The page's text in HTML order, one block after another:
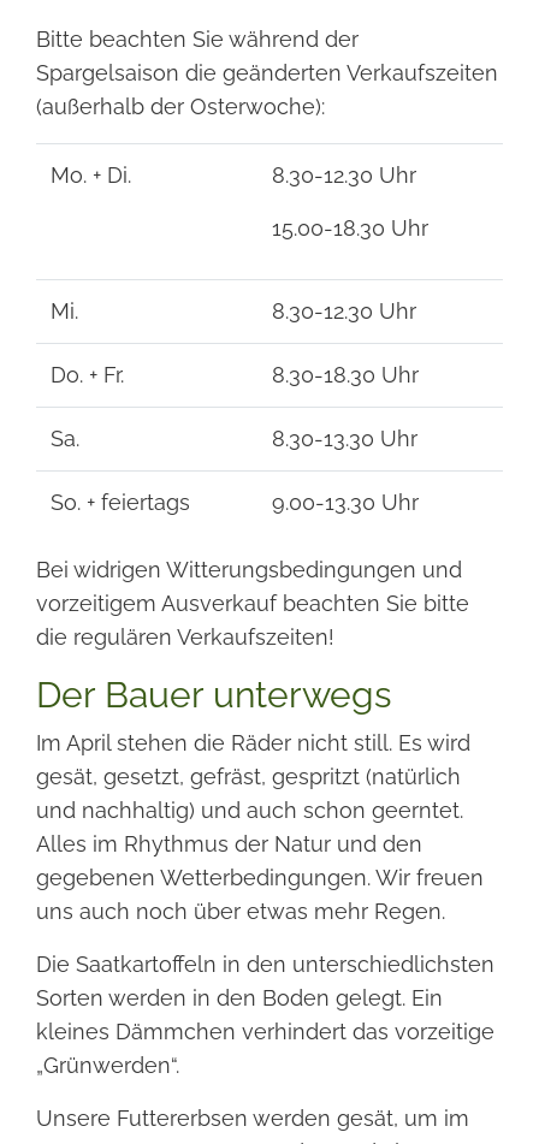
Bitte beachten Sie während der
Spargelsaison die geänderten Verkaufszeiten
(außerhalb der Osterwoche):
Mo. + Di. 8.30-12.30 Uhr
15.00-18.30 Uhr
Mi. 8.30-12.30 Uhr
Do. + Fr. 8.30-18.30 Uhr
Sa. 8.30-13.30 Uhr
So. + feiertags 9.00-13.30 Uhr
Bei widrigen Witterungsbedingungen und
vorzeitigem Ausverkauf beachten Sie bitte
die regulären Verkaufszeiten!
Der Bauer unterwegs
Im April stehen die Räder nicht still. Es wird
gesät, gesetzt, gefräst, gespritzt (natürlich
und nachhaltig) und auch schon geerntet.
Alles im Rhythmus der Natur und den
gegebenen Wetterbedingungen. Wir freuen
uns auch noch über etwas mehr Regen.
Die Saatkartoffeln in den unterschiedlichsten
Sorten werden in den Boden gelegt. Ein
kleines Dämmchen verhindert das vorzeitige
„Grünwerden“.
Unsere Futtererbsen werden gesät, um im